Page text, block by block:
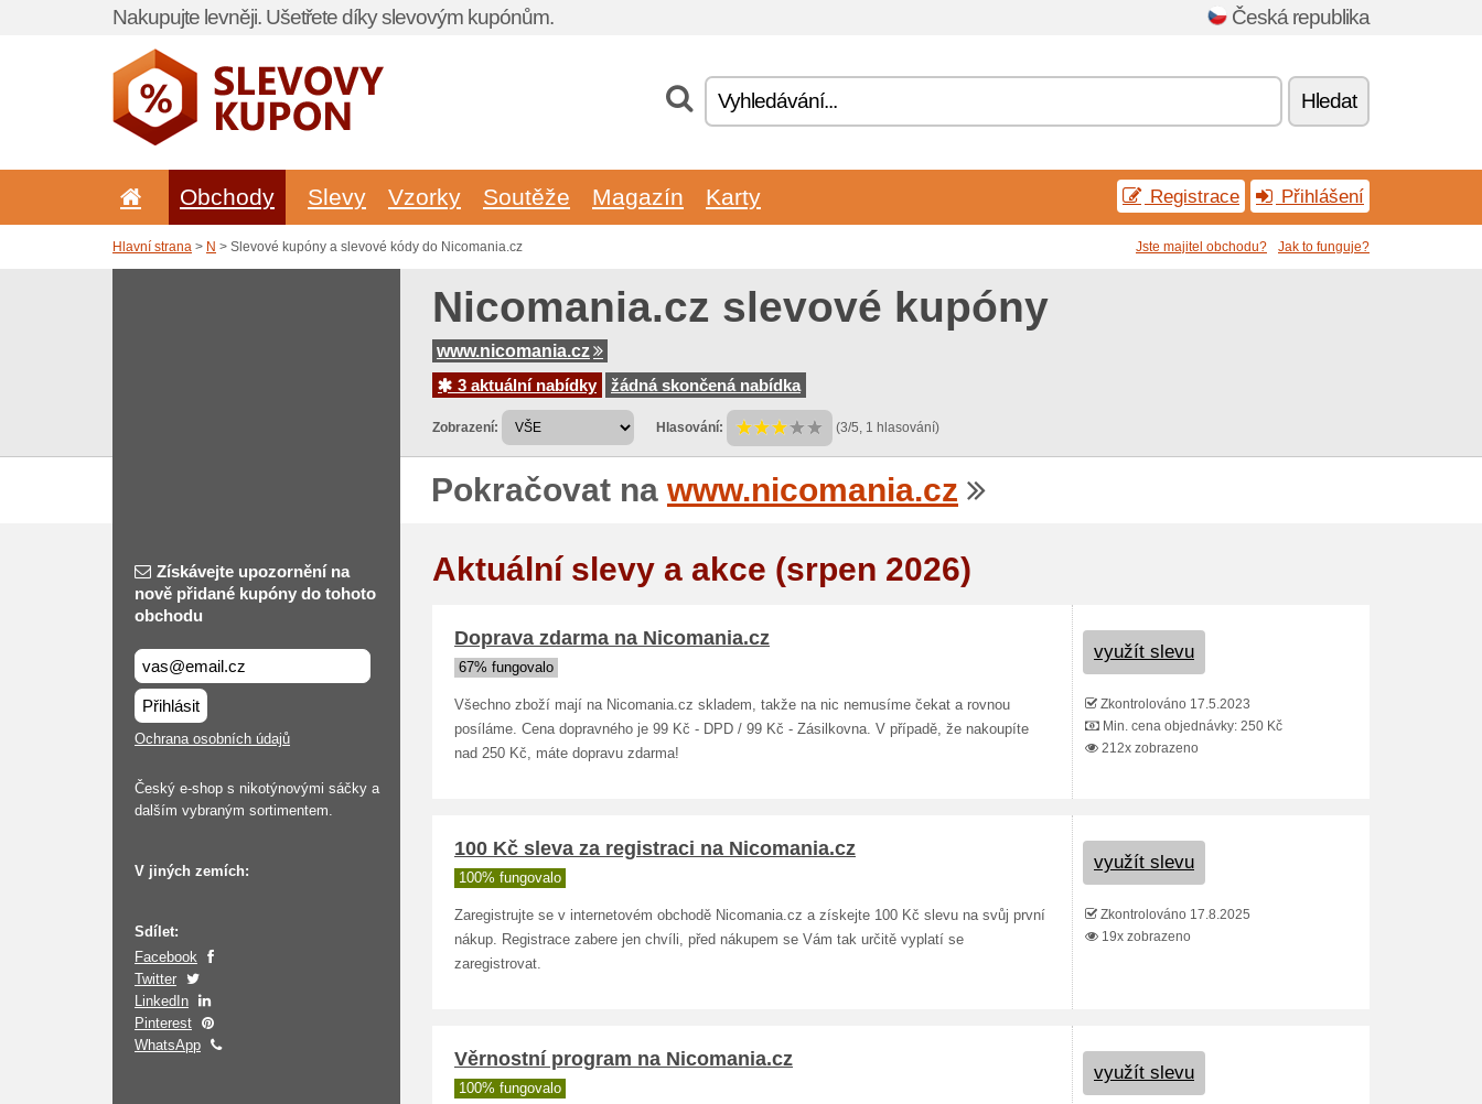
Nakupujte levněji. Ušetřete díky slevovým kupónům. Česká republika
Hledat
Obchody Slevy Vzorky Soutěže Magazín Karty Registrace Přihlášení
Hlavní strana > N > Slevové kupóny a slevové kódy do Nicomania.cz Jste majitel obchodu? Jak to funguje?
Nicomania.cz slevové kupóny
www.nicomania.cz
3 aktuální nabídky
žádná skončená nabídka
Zobrazení: Hlasování: (3/5, 1 hlasování)
Pokračovat na www.nicomania.cz
Získávejte upozornění na
nově přidané kupóny do tohoto
obchodu
Přihlásit
Ochrana osobních údajů
Český e-shop s nikotýnovými sáčky a
dalším vybraným sortimentem.
V jiných zemích:
Sdílet:
Facebook
Twitter
LinkedIn
Pinterest
WhatsApp
Aktuální slevy a akce (srpen 2026)
Doprava zdarma na Nicomania.cz
67% fungovalo
Všechno zboží mají na Nicomania.cz skladem, takže na nic nemusíme čekat a rovnou
posíláme. Cena dopravného je 99 Kč - DPD / 99 Kč - Zásilkovna. V případě, že nakoupíte
nad 250 Kč, máte dopravu zdarma!
využít slevu
Zkontrolováno 17.5.2023
Min. cena objednávky: 250 Kč
212x zobrazeno
100 Kč sleva za registraci na Nicomania.cz
100% fungovalo
Zaregistrujte se v internetovém obchodě Nicomania.cz a získejte 100 Kč slevu na svůj první
nákup. Registrace zabere jen chvíli, před nákupem se Vám tak určitě vyplatí se
zaregistrovat.
využít slevu
Zkontrolováno 17.8.2025
19x zobrazeno
Věrnostní program na Nicomania.cz
100% fungovalo
využít slevu